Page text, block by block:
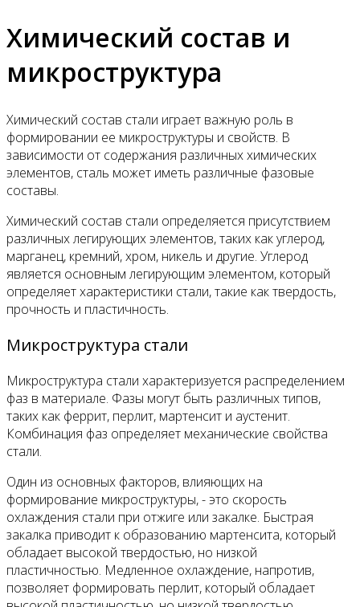
Химический состав и
микроструктура
Химический состав стали играет важную роль в
формировании ее микроструктуры и свойств. В
зависимости от содержания различных химических
элементов, сталь может иметь различные фазовые
составы.
Химический состав стали определяется присутствием
различных легирующих элементов, таких как углерод,
марганец, кремний, хром, никель и другие. Углерод
является основным легирующим элементом, который
определяет характеристики стали, такие как твердость,
прочность и пластичность.
Микроструктура стали
Микроструктура стали характеризуется распределением
фаз в материале. Фазы могут быть различных типов,
таких как феррит, перлит, мартенсит и аустенит.
Комбинация фаз определяет механические свойства
стали.
Один из основных факторов, влияющих на
формирование микроструктуры, - это скорость
охлаждения стали при отжиге или закалке. Быстрая
закалка приводит к образованию мартенсита, который
обладает высокой твердостью, но низкой
пластичностью. Медленное охлаждение, напротив,
позволяет формировать перлит, который обладает